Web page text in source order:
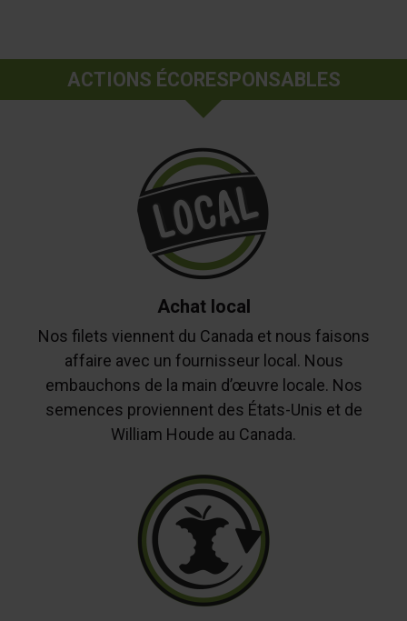
ACTIONS ÉCORESPONSABLES
Achat local
Nos filets viennent du Canada et nous faisons
affaire avec un fournisseur local. Nous
embauchons de la main d’œuvre locale. Nos
semences proviennent des États-Unis et de
William Houde au Canada.